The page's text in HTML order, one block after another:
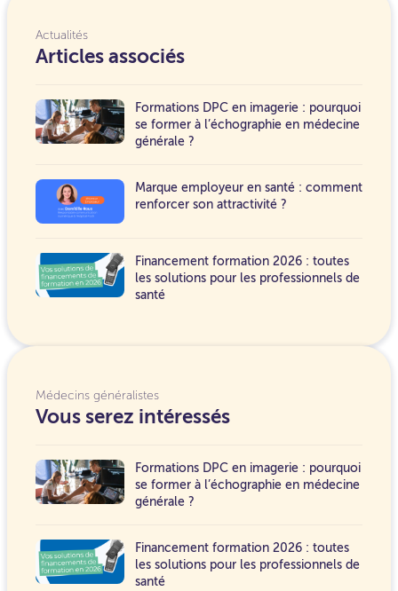
Actualités
Articles associés
Formations DPC en imagerie : pourquoi
se former à l’échographie en médecine
générale ?
Marque employeur en santé : comment
renforcer son attractivité ?
Financement formation 2026 : toutes
les solutions pour les professionnels de
santé
Médecins généralistes
Vous serez intéressés
Formations DPC en imagerie : pourquoi
se former à l’échographie en médecine
générale ?
Financement formation 2026 : toutes
les solutions pour les professionnels de
santé